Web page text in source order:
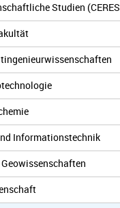
Studien
Informationstechnik